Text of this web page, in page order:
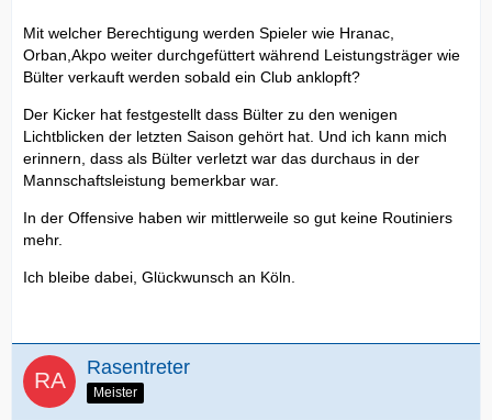
Mit welcher Berechtigung werden Spieler wie Hranac,
Orban,Akpo weiter durchgefüttert während Leistungsträger wie
Bülter verkauft werden sobald ein Club anklopft?
Der Kicker hat festgestellt dass Bülter zu den wenigen
Lichtblicken der letzten Saison gehört hat. Und ich kann mich
erinnern, dass als Bülter verletzt war das durchaus in der
Mannschaftsleistung bemerkbar war.
In der Offensive haben wir mittlerweile so gut keine Routiniers
mehr.
Ich bleibe dabei, Glückwunsch an Köln.
Rasentreter
Meister